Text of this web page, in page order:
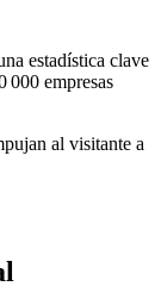
estadística clave
000 empresas
al visitante a